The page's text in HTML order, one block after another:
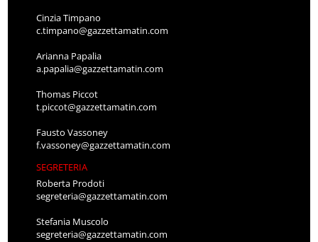
Cinzia Timpano
c.timpano@gazzettamatin.com
Arianna Papalia
a.papalia@gazzettamatin.com
Thomas Piccot
t.piccot@gazzettamatin.com
Fausto Vassoney
f.vassoney@gazzettamatin.com
SEGRETERIA
Roberta Prodoti
segreteria@gazzettamatin.com
Stefania Muscolo
segreteria@gazzettamatin.com